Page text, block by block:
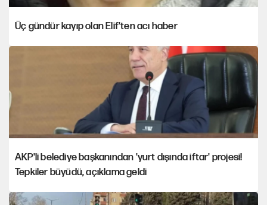
Üç gündür kayıp olan Elif'ten acı haber
AKP'li belediye başkanından 'yurt dışında iftar' projesi!
Tepkiler büyüdü, açıklama geldi